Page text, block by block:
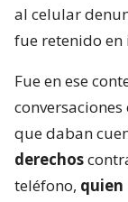
al celular
fue retenido en
Fue en ese
que daban
derechos
teléfono, quien